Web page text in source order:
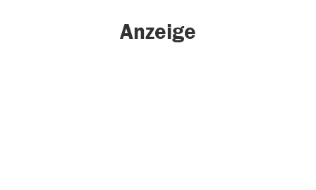
Anzeige